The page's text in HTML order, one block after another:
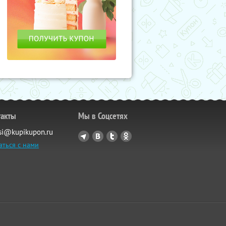
с нами
Мы в Соцсетях